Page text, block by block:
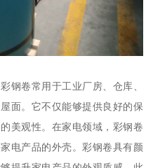
钢卷常用于工业厂房、仓库、
面。它不仅能够提供良好的保
美观性。在家电领域，彩钢卷
电产品的外壳。彩钢卷具有颜